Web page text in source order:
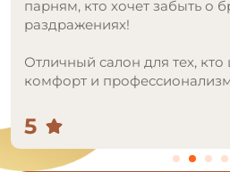
парням, кто хочет забыть о
раздражениях!
Отличный салон для тех, кто
комфорт и
5